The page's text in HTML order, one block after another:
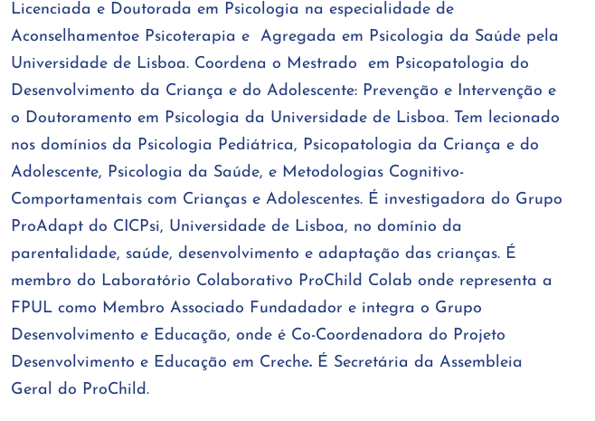
Licenciada e Doutorada em Psicologia na especialidade de
Aconselhamentoe Psicoterapia e Agregada em Psicologia da Saúde pela
Universidade de Lisboa. Coordena o Mestrado em Psicopatologia do
Desenvolvimento da Criança e do Adolescente: Prevenção e Intervenção e
o Doutoramento em Psicologia da Universidade de Lisboa. Tem lecionado
nos domínios da Psicologia Pediátrica, Psicopatologia da Criança e do
Adolescente, Psicologia da Saúde, e Metodologias Cognitivo-
Comportamentais com Crianças e Adolescentes. É investigadora do Grupo
ProAdapt do CICPsi, Universidade de Lisboa, no domínio da
parentalidade, saúde, desenvolvimento e adaptação das crianças. É
membro do Laboratório Colaborativo ProChild Colab onde representa a
FPUL como Membro Associado Fundadador e integra o Grupo
Desenvolvimento e Educação, onde é Co-Coordenadora do Projeto
Desenvolvimento e Educação em Creche. É Secretária da Assembleia
Geral do ProChild.